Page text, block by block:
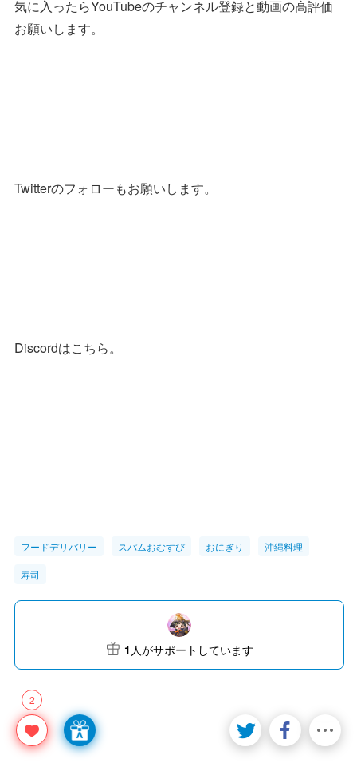
気に入ったらYouTubeのチャンネル登録と動画の高評価
お願いします。
Twitterのフォローもお願いします。
Discordはこちら。
フードデリバリー スパムおむすび おにぎり 沖縄料理
寿司
2
1 人がサポートしています